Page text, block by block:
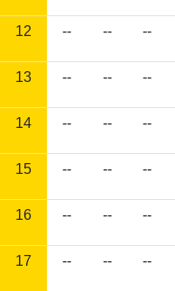
12 -- -- --
13 -- -- --
14 -- -- --
15 -- -- --
16 -- -- --
17 -- -- --